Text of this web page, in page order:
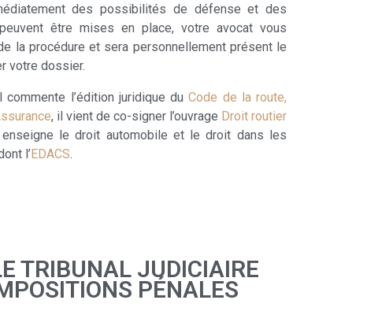
des possibilités de défense et des
être mises en place, votre avocat vous
la procédure et sera personnellement présent le
votre dossier.
l’édition juridique duCode de la route,
, il vient de co-signer l’ouvrage Droit routier
le droit automobile et le droit dans les
l’EDACS.
TRIBUNAL JUDICIAIRE
PÉNALES